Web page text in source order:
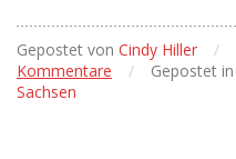
Gepostet von Cindy Hiller /
Kommentare
/ Gepostet in
Sachsen